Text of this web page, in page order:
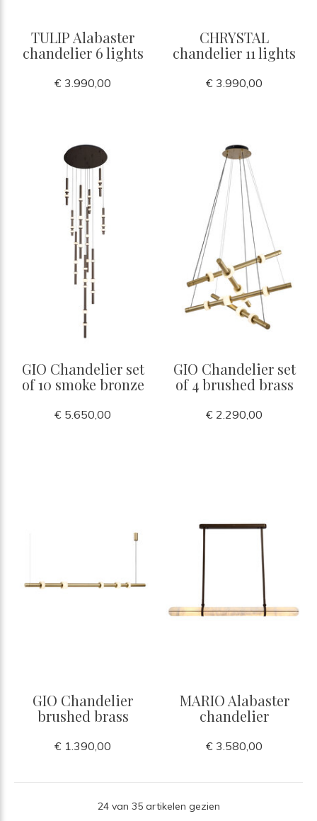
TULIP Alabaster
chandelier 6 lights
€ 3.990,00
CHRYSTAL
chandelier 11 lights
€ 3.990,00
GIO Chandelier set
of 10 smoke bronze
€ 5.650,00
GIO Chandelier set
of 4 brushed brass
€ 2.290,00
GIO Chandelier
brushed brass
€ 1.390,00
MARIO Alabaster
chandelier
€ 3.580,00
24 van 35 artikelen gezien